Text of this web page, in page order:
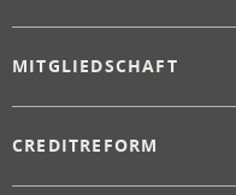
MITGLIEDSCHAFT
CREDITREFORM